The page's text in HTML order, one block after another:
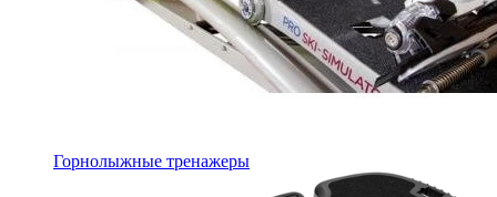
Горнолыжные тренажеры